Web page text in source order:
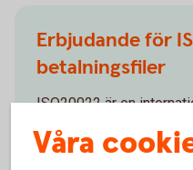
Erbjudande för
betalningsfiler
ISO20022 är en
meddelanden
erbjuder möjlighet att ta
Våra